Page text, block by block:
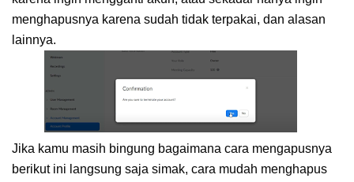
menghapusnya karena sudah tidak terpakai, dan alasan
lainnya.
Jika kamu masih bingung bagaimana cara mengapusnya
berikut ini langsung saja simak, cara mudah menghapus